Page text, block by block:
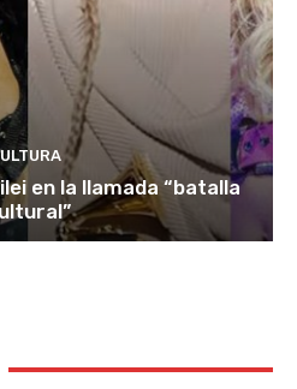
en la llamada “batalla